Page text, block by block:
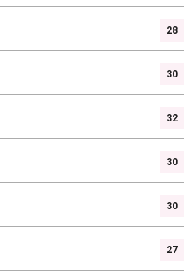
28
30
32
30
30
27